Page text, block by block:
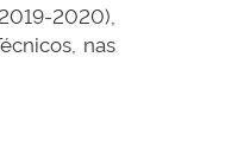
2020),
nas